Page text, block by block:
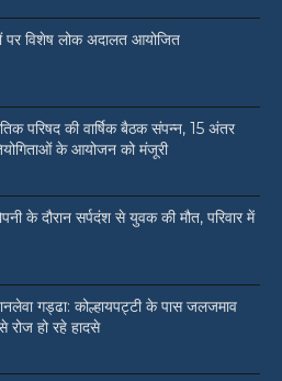
पर विशेष लोक अदालत आयोजित
परिषद की वार्षिक बैठक संपन्न, 15 अंतर
के आयोजन को मंजूरी
के दौरान सर्पदंश से युवक की मौत, परिवार में
गड्ढा: कोल्हायपट्टी के पास जलजमाव
हो रहे हादसे